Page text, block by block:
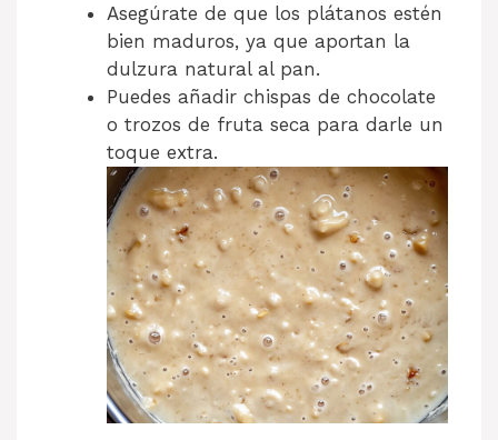
Asegúrate de que los plátanos estén
bien maduros, ya que aportan la
dulzura natural al pan.
Puedes añadir chispas de chocolate
o trozos de fruta seca para darle un
toque extra.